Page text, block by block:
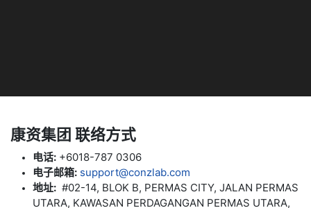
康资集团 联络方式
电话: +6018-787 0306
电子邮箱: support@conzlab.com
地址: #02-14, BLOK B, PERMAS CITY, JALAN PERMAS
UTARA, KAWASAN PERDAGANGAN PERMAS UTARA,